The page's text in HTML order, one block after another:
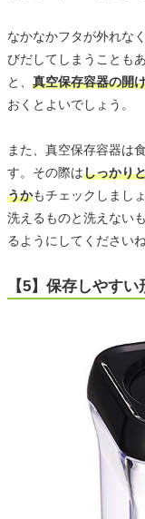
なかなかフタが外れな
びだしてしまうことも
と、 真空保存容器の開
おくとよいでしょう。
また、真空保存容器は
す。その際はしっかり
うかもチェックしまし
洗えるものと洗えない
るようにしてくださいね
【5】保存しやす